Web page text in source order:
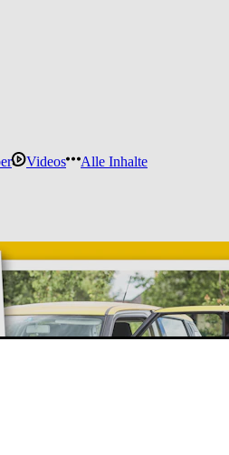
Videos
Alle Inhalte